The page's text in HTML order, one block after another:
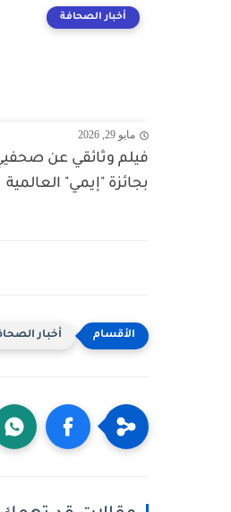
أخبار الصحافة
مايو 29, 2026
فيلم وثائقي عن
بجائزة "إيمي" العالمية
أخبار